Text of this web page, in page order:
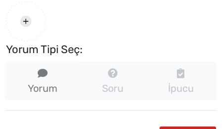
Yorum Tipi Seç:
Yorum Soru İpucu